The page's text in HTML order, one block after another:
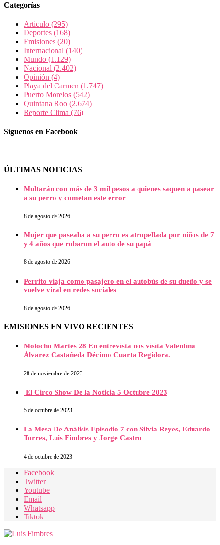
Categorías
Articulo (295)
Deportes (168)
Emisiones (20)
Internacional (140)
Mundo (1.129)
Nacional (2.402)
Opinión (4)
Playa del Carmen (1.747)
Puerto Morelos (542)
Quintana Roo (2.674)
Reporte Clima (76)
Síguenos en Facebook
ÚLTIMAS NOTICIAS
Multarán con más de 3 mil pesos a quienes saquen a pasear
a su perro y cometan este error
8 de agosto de 2026
Mujer que paseaba a su perro es atropellada por niños de 7
y 4 años que robaron el auto de su papá
8 de agosto de 2026
Perrito viaja como pasajero en el autobús de su dueño y se
vuelve viral en redes sociales
8 de agosto de 2026
EMISIONES EN VIVO RECIENTES
Molocho Martes 28 En entrevista nos visita Valentina
Álvarez Castañeda Décimo Cuarta Regidora.
28 de noviembre de 2023
El Circo Show De la Noticia 5 Octubre 2023
5 de octubre de 2023
La Mesa De Análisis Episodio 7 con Silvia Reyes, Eduardo
Torres, Luis Fimbres y Jorge Castro
4 de octubre de 2023
Facebook
Twitter
Youtube
Email
Whatsapp
Tiktok